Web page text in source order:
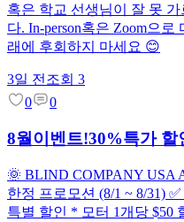
혹은 학교 선생님이 잘 못
다. In-person혹은 Zoom으
래에 후회하지 마세요 😊
3일 전 조회 3
0
0
8월이벤트!30%특가
🌞 BLIND COMPANY USA
한정 프로모션 (8/1 ~ 8/31)
특별 할인 * 모터 1개당 $50